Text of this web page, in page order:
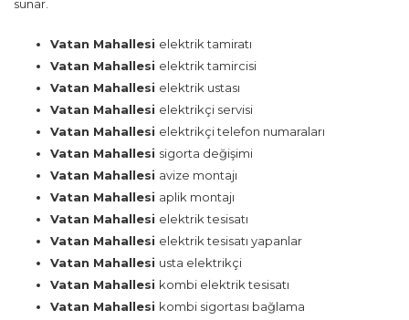
sunar.
Vatan Mahallesi elektrik tamiratı
Vatan Mahallesi elektrik tamircisi
Vatan Mahallesi elektrik ustası
Vatan Mahallesi elektrikçi servisi
Vatan Mahallesi elektrikçi telefon numaraları
Vatan Mahallesi sigorta değişimi
Vatan Mahallesi avize montajı
Vatan Mahallesi aplik montajı
Vatan Mahallesi elektrik tesisatı
Vatan Mahallesi elektrik tesisatı yapanlar
Vatan Mahallesi usta elektrikçi
Vatan Mahallesi kombi elektrik tesisatı
Vatan Mahallesi kombi sigortası bağlama